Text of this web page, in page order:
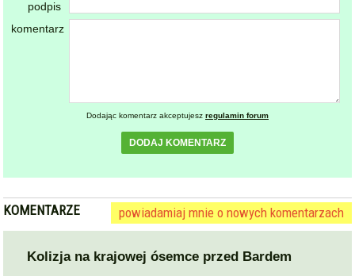
podpis
komentarz
Dodając komentarz akceptujesz regulamin forum
DODAJ KOMENTARZ
KOMENTARZE powiadamiaj mnie o nowych komentarzach
Kolizja na krajowej ósemce przed Bardem